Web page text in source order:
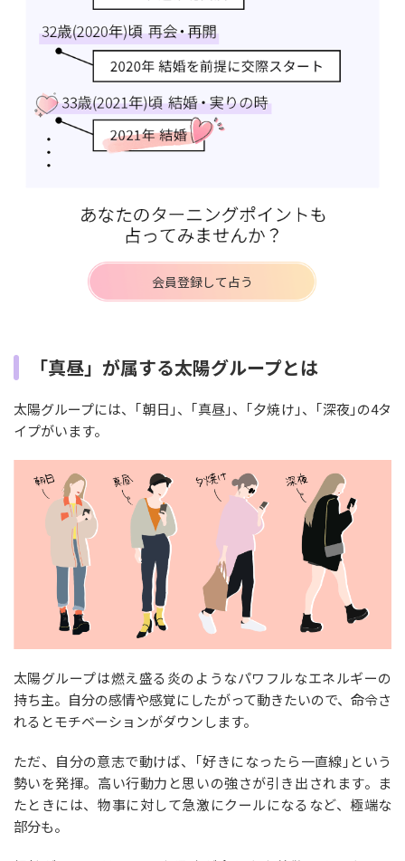
会員登録して占う
「真昼」が属する太陽グループとは
太陽グループには、｢朝日｣、｢真昼｣、｢夕焼け｣、｢深夜｣の4タ
イプがいます。
太陽グループは燃え盛る炎のようなパワフルなエネルギーの
持ち主。自分の感情や感覚にしたがって動きたいので、命令さ
れるとモチベーションがダウンします。
ただ、自分の意志で動けば、｢好きになったら一直線｣という
勢いを発揮。高い行動力と思いの強さが引き出されます。ま
たときには、物事に対して急激にクールになるなど、極端な
部分も。